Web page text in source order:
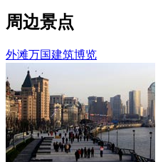
周边景点
外滩万国建筑博览